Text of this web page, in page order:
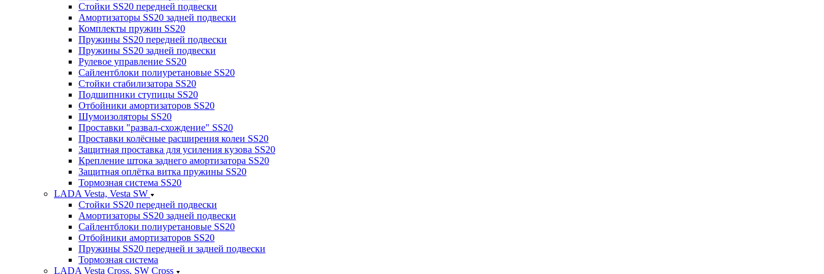
Стойки SS20 передней подвески
Амортизаторы SS20 задней подвески
Комплекты пружин SS20
Пружины SS20 передней подвески
Пружины SS20 задней подвески
Рулевое управление SS20
Сайлентблоки полиуретановые SS20
Стойки стабилизатора SS20
Подшипники ступицы SS20
Отбойники амортизаторов SS20
Шумоизоляторы SS20
Проставки "развал-схождение" SS20
Проставки колёсные расширения колеи SS20
Защитная проставка для усиления кузова SS20
Крепление штока заднего амортизатора SS20
Защитная оплётка витка пружины SS20
Тормозная система SS20
LADA Vesta, Vesta SW
Стойки SS20 передней подвески
Амортизаторы SS20 задней подвески
Сайлентблоки полиуретановые SS20
Отбойники амортизаторов SS20
Пружины SS20 передней и задней подвески
Тормозная система
LADA Vesta Cross, SW Cross